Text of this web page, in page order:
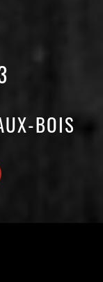
BOIS